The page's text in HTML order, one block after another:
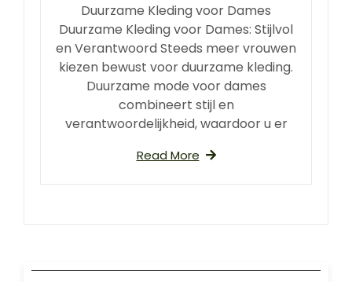
Duurzame Kleding voor Dames
Duurzame Kleding voor Dames: Stijlvol
en Verantwoord Steeds meer vrouwen
kiezen bewust voor duurzame kleding.
Duurzame mode voor dames
combineert stijl en
verantwoordelijkheid, waardoor u er
Read More